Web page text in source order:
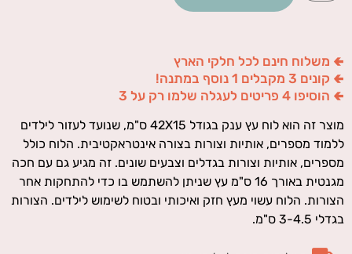
🢀 משלוח חינם לכל חלקי הארץ
🢀 קונים 3 מקבלים 1 נוסף במתנה!
🢀 הוסיפו 4 פריטים לעגלה שלמו רק על 3
מוצר זה הוא לוח עץ ענק בגודל 42X15 ס"מ, שנועד לעזור לילדים
ללמוד מספרים, אותיות וצורות בצורה אינטראקטיבית. הלוח כולל
מספרים, אותיות וצורות בגדלים וצבעים שונים. זה מגיע גם עם חכה
מגנטית באורך 16 ס"מ עץ שניתן להשתמש בו כדי להתחקות אחר
הצורות. הלוח עשוי מעץ חזק ואיכותי ובטוח לשימוש לילדים. הצורות
בגדלי 3-4.5 ס"מ.